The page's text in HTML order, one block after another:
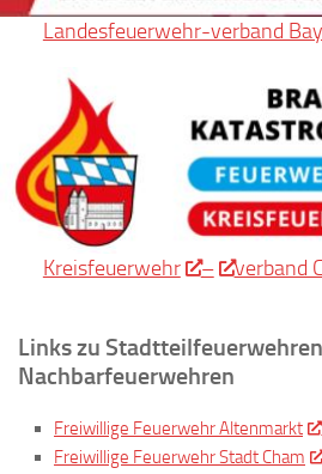
Landesfeuerwehr-verband
Kreisfeuerwehr – verband
Links zu
Nachbarfeuerwehren
Freiwillige Feuerwehr Altenmarkt
Freiwillige Feuerwehr Stadt Cham